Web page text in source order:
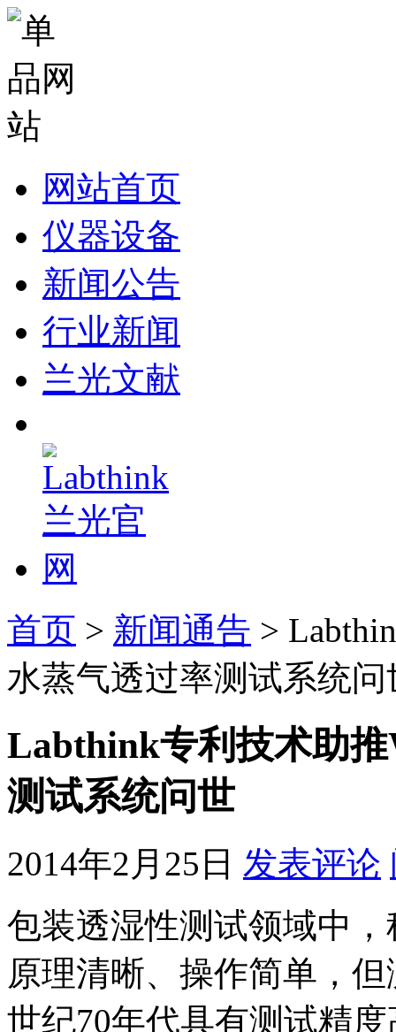
网站首页
仪器设备
新闻公告
行业新闻
兰光文献
首页 > 新闻通告 >
水蒸气透过率测试系统问
Labthink专利技术助
测试系统问世
2014年2月25日 发表评论
包装透湿性测试领域中
原理清晰、操作简单，
世纪70年代具有测试精